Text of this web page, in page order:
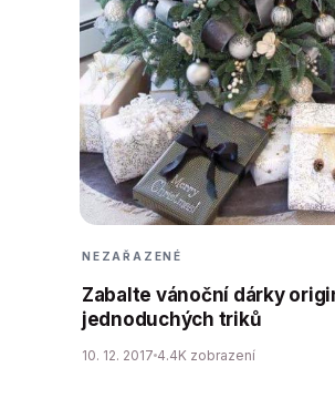
NEZAŘAZENÉ
Zabalte vánoční dárky
jednoduchých triků
10. 12. 2017 4.4K zobrazení